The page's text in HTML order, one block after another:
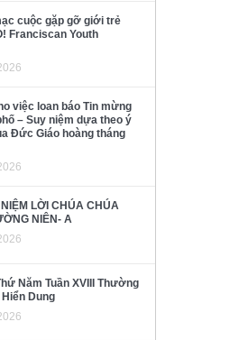
cuộc gặp gỡ giới trẻ
Franciscan Youth
việc loan báo Tin mừng
– Suy niệm dựa theo ý
Đức Giáo hoàng tháng
LỜI CHÚA CHÚA
NIÊN- A
Năm Tuần XVIII Thường
Dung